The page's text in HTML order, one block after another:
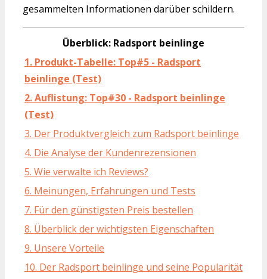
gesammelten Informationen darüber schildern.
Überblick: Radsport beinlinge
1. Produkt-Tabelle: Top#5 - Radsport
beinlinge (Test)
2. Auflistung: Top#30 - Radsport beinlinge
(Test)
3. Der Produktvergleich zum Radsport beinlinge
4. Die Analyse der Kundenrezensionen
5. Wie verwalte ich Reviews?
6. Meinungen, Erfahrungen und Tests
7. Für den günstigsten Preis bestellen
8. Überblick der wichtigsten Eigenschaften
9. Unsere Vorteile
10. Der Radsport beinlinge und seine Popularität